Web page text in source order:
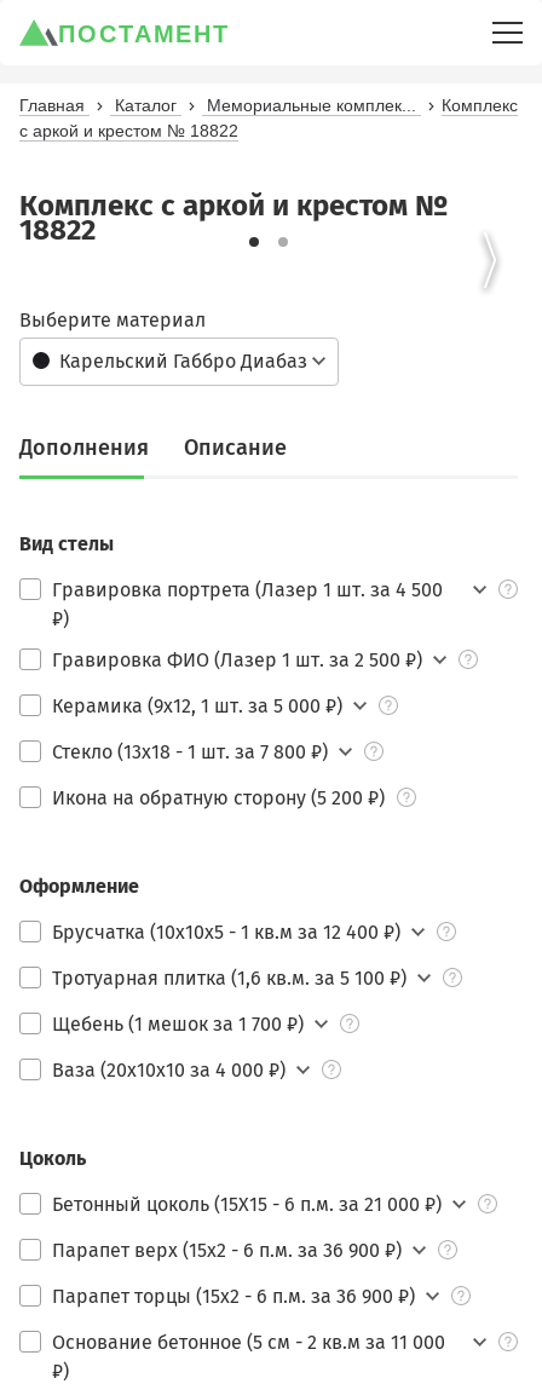
ПОСТАМЕНТ
Главная Каталог Мемориальные комплек...
Комплекс
с аркой и крестом № 18822
Комплекс с аркой и крестом №
18822
Карельский Габбро Диабаз
Выберите материал
Дополнения Описание
Вид стелы
Гравировка портрета (Лазер 1 шт. за 4 500
₽)
Гравировка ФИО (Лазер 1 шт. за 2 500 ₽)
Керамика (9х12, 1 шт. за 5 000 ₽)
Стекло (13х18 - 1 шт. за 7 800 ₽)
Икона на обратную сторону (5 200 ₽)
Оформление
Брусчатка (10х10х5 - 1 кв.м за 12 400 ₽)
Тротуарная плитка (1,6 кв.м. за 5 100 ₽)
Щебень (1 мешок за 1 700 ₽)
Ваза (20х10х10 за 4 000 ₽)
Цоколь
Бетонный цоколь (15Х15 - 6 п.м. за 21 000 ₽)
Парапет верх (15х2 - 6 п.м. за 36 900 ₽)
Парапет торцы (15х2 - 6 п.м. за 36 900 ₽)
Основание бетонное (5 см - 2 кв.м за 11 000
₽)